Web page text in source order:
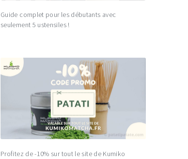
Guide complet pour les débutants avec
seulement 5 ustensiles !
Profitez de -10% sur tout le site de Kumiko